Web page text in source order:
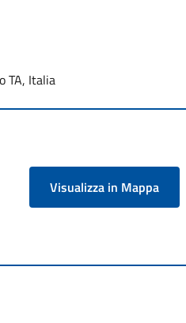
TA, Italia
Visualizza in Mappa